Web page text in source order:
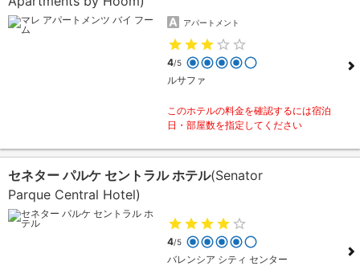
アパートメント
4/5
ルサファ
このホテルの料金を確認するには宿泊
日・部屋数を指定してください
セネター パルケ セントラル ホテル(Senator
Parque Central Hotel)
4/5
バレンシア シティ センター